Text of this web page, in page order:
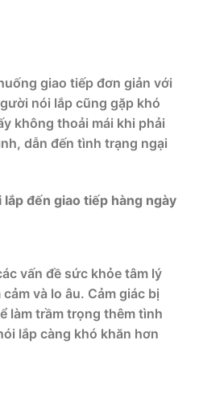
giao tiếp đơn giản với
nói lắp cũng gặp khó
không thoải mái khi phải
dẫn đến tình trạng ngại
đến giao tiếp hàng ngày
vấn đề sức khỏe tâm lý
và lo âu. Cảm giác bị
làm trầm trọng thêm tình
lắp càng khó khăn hơn